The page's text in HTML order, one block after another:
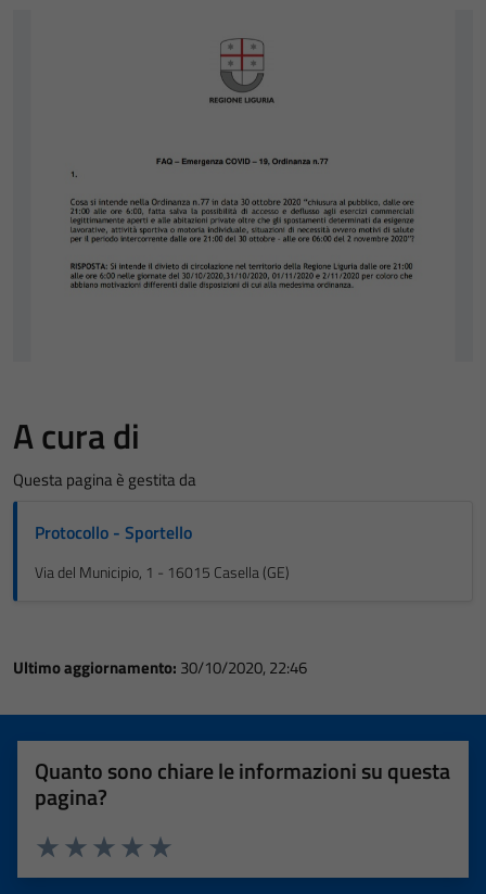
A cura di
Questa pagina è gestita da
Protocollo - Sportello
Via del Municipio, 1 - 16015 Casella (GE)
Ultimo aggiornamento: 30/10/2020, 22:46
Quanto sono chiare le informazioni su questa
pagina?
Valuta 5 stelle su 5
Valuta 4 stelle su 5
Valuta 3 stelle su 5
Valuta 2 stelle su 5
Valuta 1 stelle su 5